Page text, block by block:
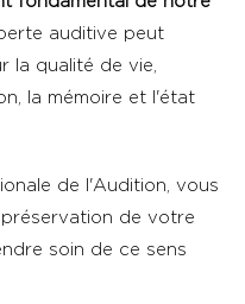
auditive peut
la qualité de vie,
la mémoire et l'état
de l'Audition, vous
de votre
soin de ce sens